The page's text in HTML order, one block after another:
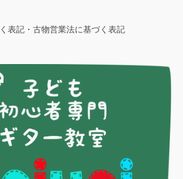
表記・古物営業法に基づく表記